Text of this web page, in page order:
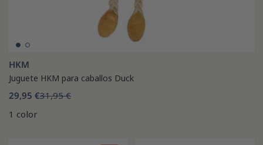
HKM
Juguete HKM para caballos Duck
29,95 €31,95 €
1 color